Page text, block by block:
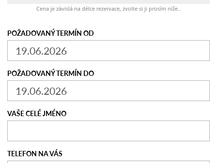
Cena je závislá na délce rezervace, zvolte si ji prosím níže..
POŽADOVANÝ TERMÍN OD
POŽADOVANÝ TERMÍN DO
VAŠE CELÉ JMÉNO
TELEFON NA VÁS